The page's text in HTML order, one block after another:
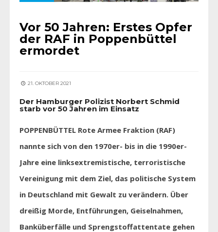
Vor 50 Jahren: Erstes Opfer
der RAF in Poppenbüttel
ermordet
21. OKTOBER 2021
Der Hamburger Polizist Norbert Schmid
starb vor 50 Jahren im Einsatz
POPPENBÜTTEL Rote Armee Fraktion (RAF)
nannte sich von den 1970er- bis in die 1990er-
Jahre eine linksextremistische, terroristische
Vereinigung mit dem Ziel, das politische System
in Deutschland mit Gewalt zu verändern. Über
dreißig Morde, Entführungen, Geiselnahmen,
Banküberfälle und Sprengstoffattentate gehen